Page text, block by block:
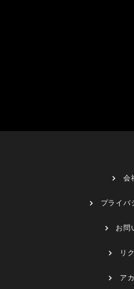
会
プライバ
お問
リ
ア